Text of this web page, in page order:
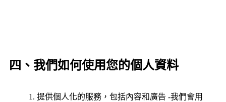
四、我們如何使用您的個人資料
提供個人化的服務，包括內容和廣告 -我們會用